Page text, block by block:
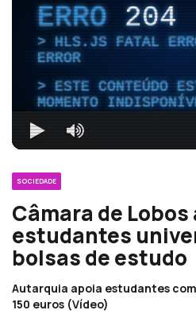
ERRO204
HLS.JS FATAL
ERROR
ESTE CONTEÚDO
MOMENTO
SOCIEDADE
Câmara de Lobos
estudantes
bolsas de estudo
Autarquia apoia estudantes
150 euros (Vídeo)